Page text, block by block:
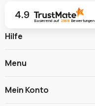
4.9
Basierend auf 2968 Bewertungen
Hilfe
Menu
Mein Konto